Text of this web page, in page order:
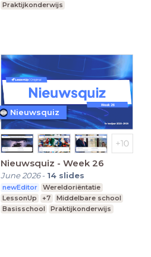
Praktijkonderwijs
Nieuwsquiz - Week 26
June 2026- 14 slides
newEditor
Wereldoriëntatie
LessonUp
+7
Middelbare school
Basisschool
Praktijkonderwijs
Nieuwsquiz